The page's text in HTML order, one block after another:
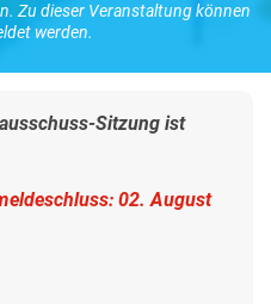
Zu dieser Veranstaltung können
werden.
Sitzung ist
02. August